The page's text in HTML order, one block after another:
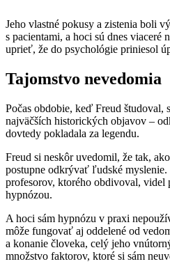
Jeho vlastné pokusy a zistenia boli
s pacientami, a hoci sú dnes viaceré
uprieť, že do psychológie priniesol
Tajomstvo nevedomia
Počas obdobie, keď Freud študoval,
najväčších historických objavov –
dovtedy pokladala za legendu.
Freud si neskôr uvedomil, že tak,
postupne odkrývať ľudské myslenie.
profesorov, ktorého obdivoval, videl
hypnózou.
A hoci sám hypnózu v praxi
môže fungovať aj oddelené od
a konanie človeka, celý jeho
množstvo faktorov, ktoré si sám